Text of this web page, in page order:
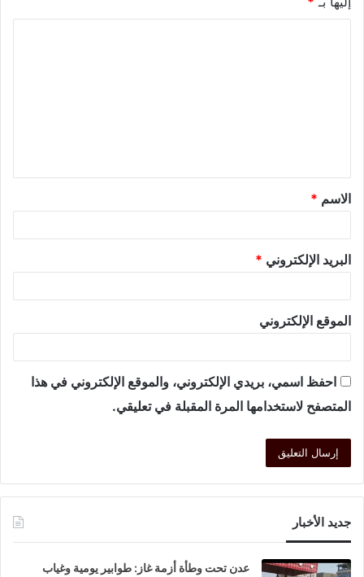
الاسم *
البريد الإلكتروني *
الموقع الإلكتروني
احفظ اسمي، بريدي الإلكتروني، والموقع الإلكتروني في هذا
المتصفح لاستخدامها المرة المقبلة في تعليقي.
جديد الأخبار
عدن تحت وطأة أزمة غاز: طوابير يومية وغياب